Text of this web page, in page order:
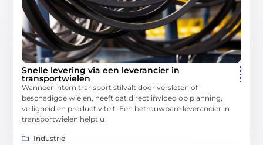
Snelle levering via een leverancier in
transportwielen
Wanneer intern transport stilvalt door versleten of
beschadigde wielen, heeft dat direct invloed op planning,
veiligheid en productiviteit. Een betrouwbare leverancier in
transportwielen helpt u
Industrie